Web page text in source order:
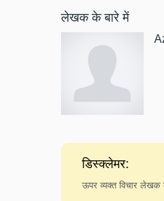
लेखक के बारे में
डिस्क्लेमर:
ऊपर व्यक्त विचार लेखक